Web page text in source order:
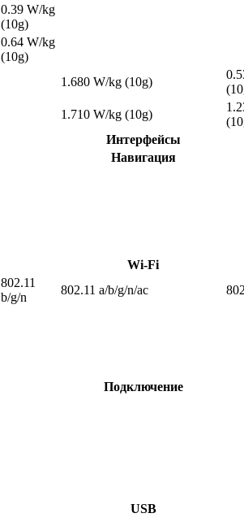
0.39 W/kg
(10g)
0.64 W/kg
(10g)
1.680 W/kg (10g)
1.710 W/kg (10g)
Интерфейсы
Навигация
Wi-Fi
802.11
b/g/n
802.11 a/b/g/n/ac
Подключение
USB